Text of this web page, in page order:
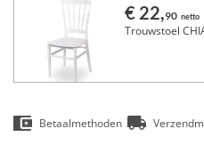
€ 22,90 netto
Trouwstoel
Betaalmethoden